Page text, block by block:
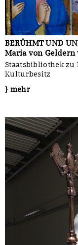
BERÜHMT UND
Maria von Geldern
Staatsbibliothek
Kulturbesitz
} mehr